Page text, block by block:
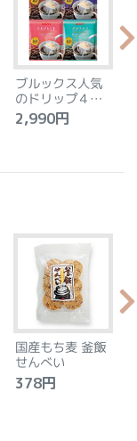
ブルックス人気
のドリップ４種
セット
2,990円
国産もち麦 釜飯
せんべい
378円